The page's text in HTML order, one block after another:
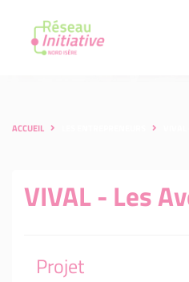
ACCUEIL
VIVAL - Les
Projet